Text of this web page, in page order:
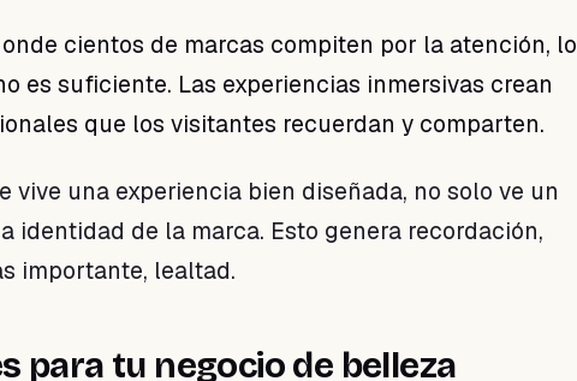
cientos de marcas compiten por la atención, lo
es suficiente. Las experiencias inmersivas crean
que los visitantes recuerdan y comparten.
vive una experiencia bien diseñada, no solo ve un
identidad de la marca. Esto genera recordación,
importante, lealtad.
para tu negocio de belleza